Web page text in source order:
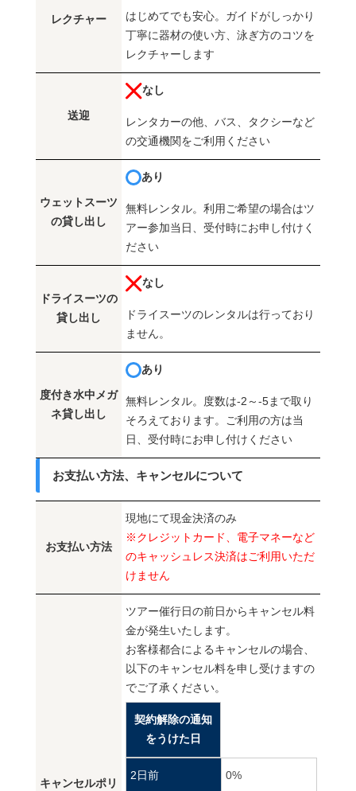
レクチャー
はじめてでも安心。ガイドがしっかり
丁寧に器材の使い方、泳ぎ方のコツを
レクチャーします
送迎
なし
レンタカーの他、バス、タクシーなど
の交通機関をご利用ください
ウェットスーツ
の貸し出し
あり
無料レンタル。利用ご希望の場合はツ
アー参加当日、受付時にお申し付けく
ださい
ドライスーツの
貸し出し
なし
ドライスーツのレンタルは行っており
ません。
度付き水中メガ
ネ貸し出し
あり
無料レンタル。度数は-2～-5まで取り
そろえております。ご利用の方は当
日、受付時にお申し付けください
お支払い方法、キャンセルについて
お支払い方法
現地にて現金決済のみ
※クレジットカード、電子マネーなど
のキャッシュレス決済はご利用いただ
けません
キャンセルポリ
ツアー催行日の前日からキャンセル料
金が発生いたします。
お客様都合によるキャンセルの場合、
以下のキャンセル料を申し受けますの
でご了承ください。
契約解除の通知
をうけた日
2日前 0%